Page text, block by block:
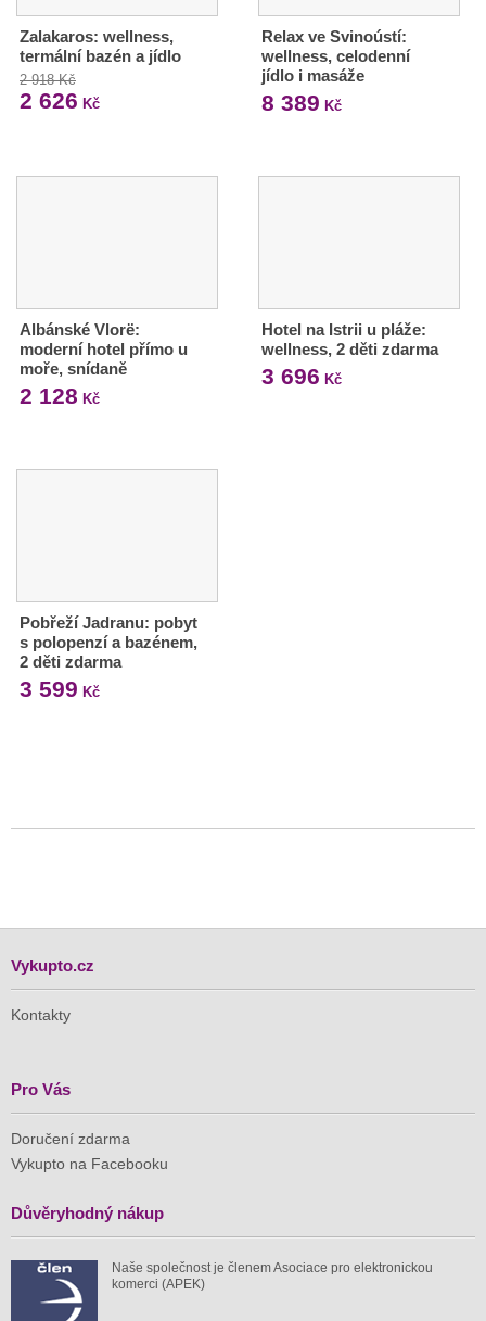
Zalakaros: wellness,
termální bazén a jídlo
2 918 Kč
2 626 Kč
Relax ve Svinoústí:
wellness, celodenní
jídlo i masáže
8 389 Kč
Albánské Vlorë:
moderní hotel přímo u
moře, snídaně
2 128 Kč
Hotel na Istrii u pláže:
wellness, 2 děti zdarma
3 696 Kč
Pobřeží Jadranu: pobyt
s polopenzí a bazénem,
2 děti zdarma
3 599 Kč
Vykupto.cz
Kontakty
Pro Vás
Doručení zdarma
Vykupto na Facebooku
Důvěryhodný nákup
Naše společnost je členem Asociace pro elektronickou
komerci (APEK)